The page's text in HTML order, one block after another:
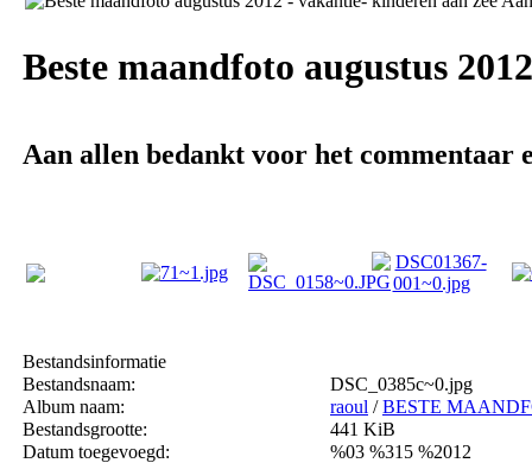
Beste maandfoto augustus
Aan allen bedankt voor het commentaar
Bestandsinformatie
Bestandsnaam:
DSC_0385c~0.jpg
Album naam:
raoul /BESTE
Bestandsgrootte:
441 KiB
Datum toegevoegd:
%03 %315 %2012